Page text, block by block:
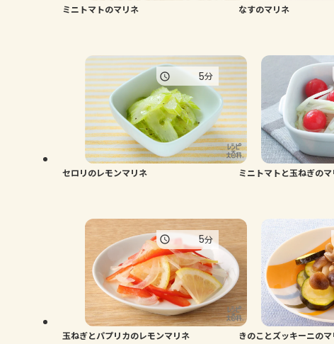
ミニトマトのマリネ なすのマリネ
セロリのレモンマリネ
5分
ミニトマトと玉ねぎのマ
玉ねぎとパプリカのレモンマリネ
5分
きのことズッキーニのマ